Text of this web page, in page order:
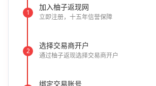
1
加入柚子返现网
立即注册，十五年信誉保障
2
选择交易商开户
通过柚子返现选择交易商开户
绑定交易账号